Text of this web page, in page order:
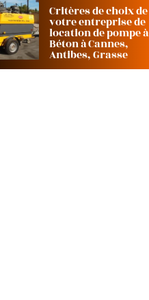
Critères de choix de
votre entreprise de
location de pompe à
Béton à Cannes,
Antibes, Grasse